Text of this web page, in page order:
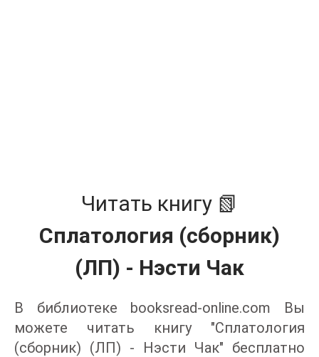
Читать книгу 📗
Сплатология (сборник)
(ЛП) - Нэсти Чак
В библиотеке booksread-online.com Вы
можете читать книгу "Сплатология
(сборник) (ЛП) - Нэсти Чак" бесплатно